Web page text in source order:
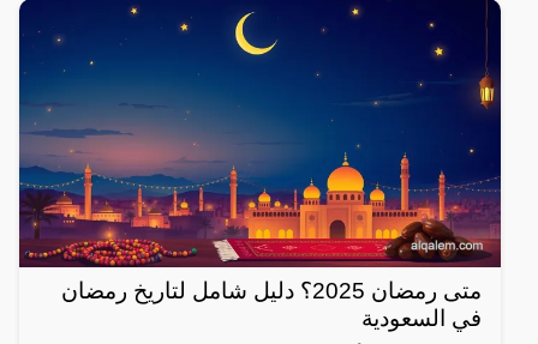
متى رمضان 2025؟ دليل شامل لتاريخ رمضان
في السعودية